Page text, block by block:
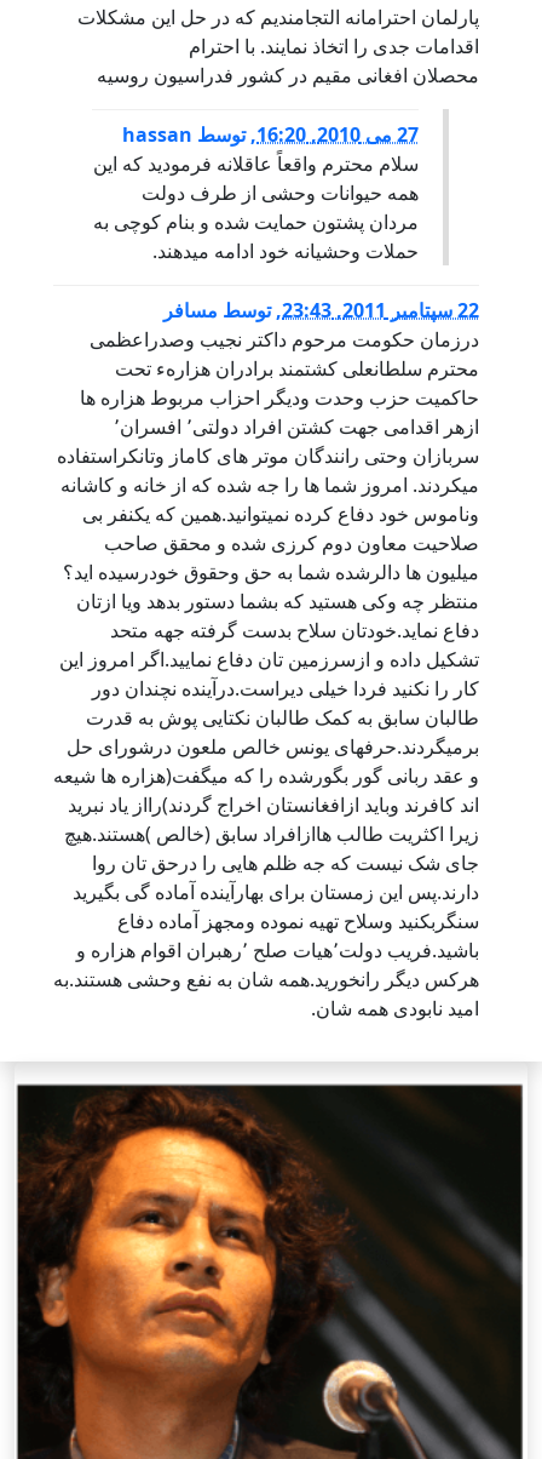
پارلمان احترامانه التجامندیم که در حل این مشکلات
اقدامات جدی را اتخاذ نمایند. با احترام
محصلان افغانی مقیم در کشور فدراسیون روسیه
27 می 2010, 16:20 ,توسط hassan
سلام محترم واقعاً عاقلانه فرمودید که این
همه حیوانات وحشی از طرف دولت
مردان پشتون حمایت شده و بنام کوچی به
حملات وحشیانه خود ادامه میدهند.
22 سپتامبر 2011, 23:43 ,توسط مسافر
درزمان حکومت مرحوم داکتر نجیب وصدراعظمی
محترم سلطانعلی کشتمند برادران هزارهء تحت
حاکمیت حزب وحدت ودیگر احزاب مربوط هزاره ها
ازهر اقدامی جهت کشتن افراد دولتی٬ افسران٬
سربازان وحتی رانندگان موتر های کاماز وتانکراستفاده
میکردند. امروز شما ها را جه شده که از خانه و کاشانه
وناموس خود دفاع کرده نمیتوانید.همین که یکنفر بی
صلاحیت معاون دوم کرزی شده و محقق صاحب
میلیون ها دالرشده شما به حق وحقوق خودرسیده اید؟
منتظر چه وکی هستید که بشما دستور بدهد ویا ازتان
دفاع نماید.خودتان سلاح بدست گرفته جهه متحد
تشکیل داده و ازسرزمین تان دفاع نمایید.اگر امروز این
کار را نکنید فردا خیلی دیراست.درآینده نچندان دور
طالبان سابق به کمک طالبان نکتایی پوش به قدرت
برمیگردند.حرفهای یونس خالص ملعون درشورای حل
و عقد ربانی گور بگورشده را که میگفت(هزاره ها شیعه
اند کافرند وباید ازافغانستان اخراج گردند)رااز یاد نبرید
زیرا اکثریت طالب هاازافراد سابق (خالص )هستند.هیچ
جای شک نیست که جه ظلم هایی را درحق تان روا
دارند.پس این زمستان برای بهارآینده آماده گی بگیرید
سنگربکنید وسلاح تهیه نموده ومجهز آماده دفاع
باشید.فریب دولت٬هیات صلح ٬رهبران اقوام هزاره و
هرکس دیگر رانخورید.همه شان به نفع وحشی هستند.به
امید نابودی همه شان.